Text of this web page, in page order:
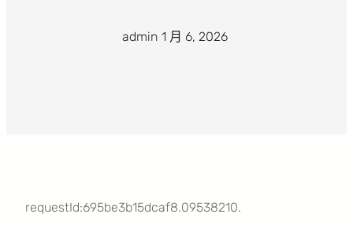
admin· 1 月 6, 2026·
requestId:695be3b15dcaf8.09538210.